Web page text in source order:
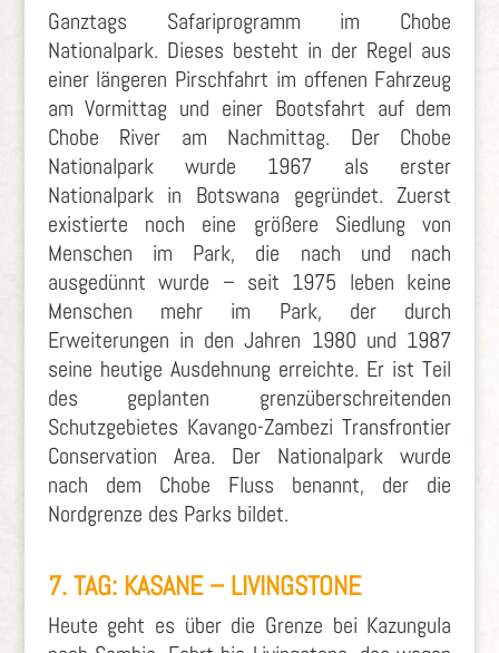
Ganztags Safariprogramm im Chobe
Nationalpark. Dieses besteht in der Regel aus
einer längeren Pirschfahrt im offenen Fahrzeug
am Vormittag und einer Bootsfahrt auf dem
Chobe River am Nachmittag. Der Chobe
Nationalpark wurde 1967 als erster
Nationalpark in Botswana gegründet. Zuerst
existierte noch eine größere Siedlung von
Menschen im Park, die nach und nach
ausgedünnt wurde – seit 1975 leben keine
Menschen mehr im Park, der durch
Erweiterungen in den Jahren 1980 und 1987
seine heutige Ausdehnung erreichte. Er ist Teil
des geplanten grenzüberschreitenden
Schutzgebietes Kavango-Zambezi Transfrontier
Conservation Area. Der Nationalpark wurde
nach dem Chobe Fluss benannt, der die
Nordgrenze des Parks bildet.
7. TAG: KASANE – LIVINGSTONE
Heute geht es über die Grenze bei Kazungula